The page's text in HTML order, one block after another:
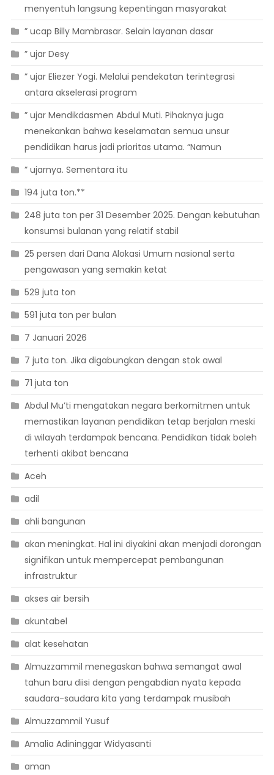
menyentuh langsung kepentingan masyarakat
” ucap Billy Mambrasar. Selain layanan dasar
” ujar Desy
” ujar Eliezer Yogi. Melalui pendekatan terintegrasi
antara akselerasi program
” ujar Mendikdasmen Abdul Muti. Pihaknya juga
menekankan bahwa keselamatan semua unsur
pendidikan harus jadi prioritas utama. “Namun
” ujarnya. Sementara itu
194 juta ton.**
248 juta ton per 31 Desember 2025. Dengan kebutuhan
konsumsi bulanan yang relatif stabil
25 persen dari Dana Alokasi Umum nasional serta
pengawasan yang semakin ketat
529 juta ton
591 juta ton per bulan
7 Januari 2026
7 juta ton. Jika digabungkan dengan stok awal
71 juta ton
Abdul Mu’ti mengatakan negara berkomitmen untuk
memastikan layanan pendidikan tetap berjalan meski
di wilayah terdampak bencana. Pendidikan tidak boleh
terhenti akibat bencana
Aceh
adil
ahli bangunan
akan meningkat. Hal ini diyakini akan menjadi dorongan
signifikan untuk mempercepat pembangunan
infrastruktur
akses air bersih
akuntabel
alat kesehatan
Almuzzammil menegaskan bahwa semangat awal
tahun baru diisi dengan pengabdian nyata kepada
saudara-saudara kita yang terdampak musibah
Almuzzammil Yusuf
Amalia Adininggar Widyasanti
aman